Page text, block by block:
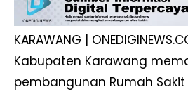
KARAWANG |
Kabupaten Karawang
pembangunan Rumah